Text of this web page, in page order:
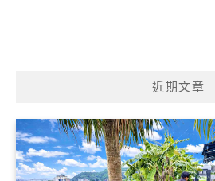
近期文章